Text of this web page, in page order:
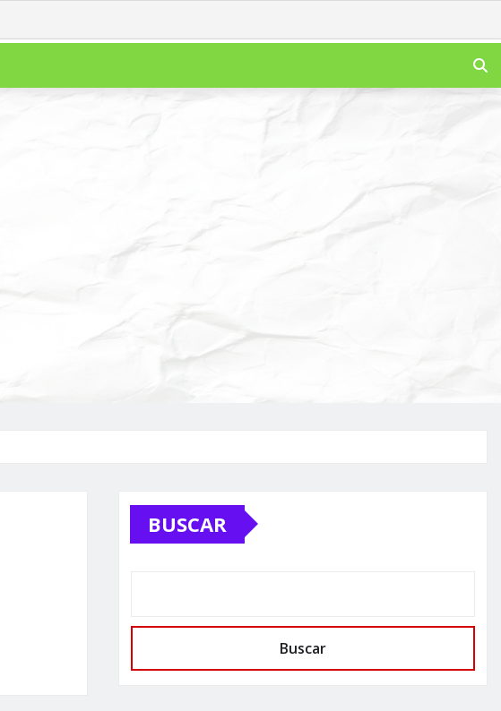
BUSCAR
Buscar